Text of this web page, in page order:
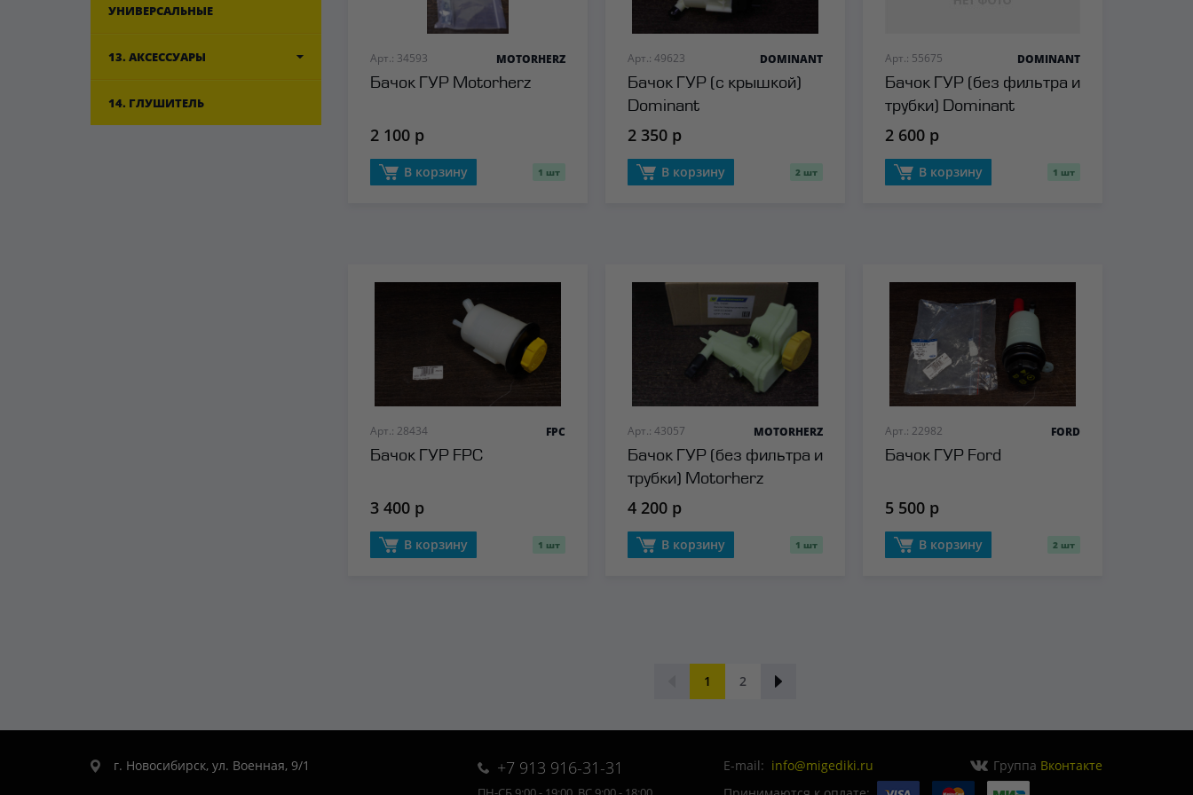
УНИВЕРСАЛЬНЫЕ
13. АКСЕССУАРЫ
14. ГЛУШИТЕЛЬ
Арт.: 34593
Бачок ГУР Motorherz
MOTORHERZ
2 100 р
В корзину 1 шт
Арт.: 49623
Бачок ГУР (с крышкой)
Dominant
DOMINANT
2 350 р
В корзину 2 шт
Арт.: 55675
Бачок ГУР (без фильтра и
трубки) Dominant
DOMINANT
2 600 р
В корзину 1 шт
Арт.: 28434
Бачок ГУР FPC
FPC
3 400 р
В корзину 1 шт
Арт.: 43057
Бачок ГУР (без фильтра и
трубки) Motorherz
MOTORHERZ
4 200 р
В корзину 1 шт
Арт.: 22982
Бачок ГУР Ford
FORD
5 500 р
В корзину 2 шт
1 2
г. Новосибирск, ул. Военная, 9/1 +7 913 916-31-31 E-mail: info@migediki.ru
Группа Вконтакте